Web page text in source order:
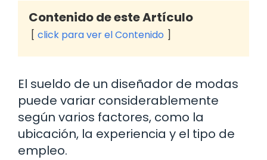
Contenido de este Artículo
click para ver el Contenido
El sueldo de un diseñador de modas
puede variar considerablemente
según varios factores, como la
ubicación, la experiencia y el tipo de
empleo.